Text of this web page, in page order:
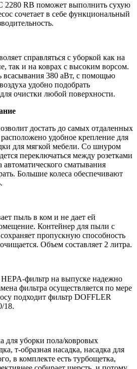
2280 RB поможет выполнить сухую
сочетает в себе функциональный
справляться с уборкой как на
так и на коврах с высоким ворсом.
380 аВт, с помощью
удобно подобрать
очистки любой поверхности.
достать до самых отдаленных
удобное крепление для
для мягкой мебели. Со шнуром
переключаться между розетками
сматывания
Большие колеса обеспечивают
пыль в ком и не дает ей
Контейнер для пыли с
пропускную способность
Объем составляет 2 литра.
фильтр на выпуске надежно
фильтра осуществляется по мере
подходит фильтр DOFFLER
18.
для уборки пола/ковровых
т-образная насадка, насадка для
в комплекте есть турбощетка,